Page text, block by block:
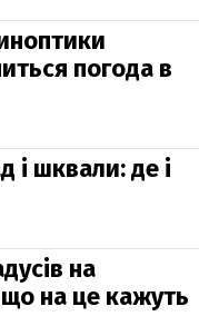
погода в
і шквали: де і
на
на це кажуть